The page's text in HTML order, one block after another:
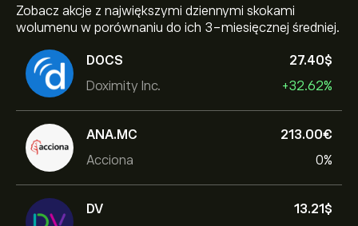
Zobacz akcje z największymi dziennymi skokami
wolumenu w porównaniu do ich 3-miesięcznej średniej.
DOCS
Doximity Inc.
27.40‎$‎
+32.62%
ANA.MC
Acciona
213.00‎€‎
0%
DV
13.21‎$‎